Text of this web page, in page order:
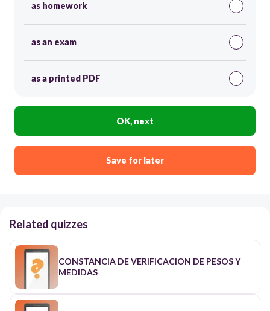
as homework
as an exam
as a printed PDF
OK, next
Save for later
Related quizzes
CONSTANCIA DE VERIFICACION DE PESOS Y
MEDIDAS